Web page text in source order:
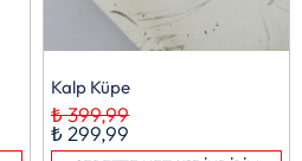
Kalp Küpe
₺ 299,99
₺ 399,99